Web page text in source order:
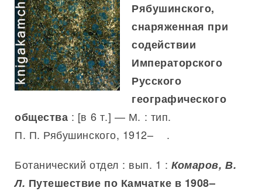
Рябушинского,
снаряженная при
содействии
Императорского
Русского
географического
общества : [в 6 т.] — М. : тип.
П. П. Рябушинского, 1912– .
Ботанический отдел : вып. 1 : Комаров, В.
Л. Путешествие по Камчатке в 1908–